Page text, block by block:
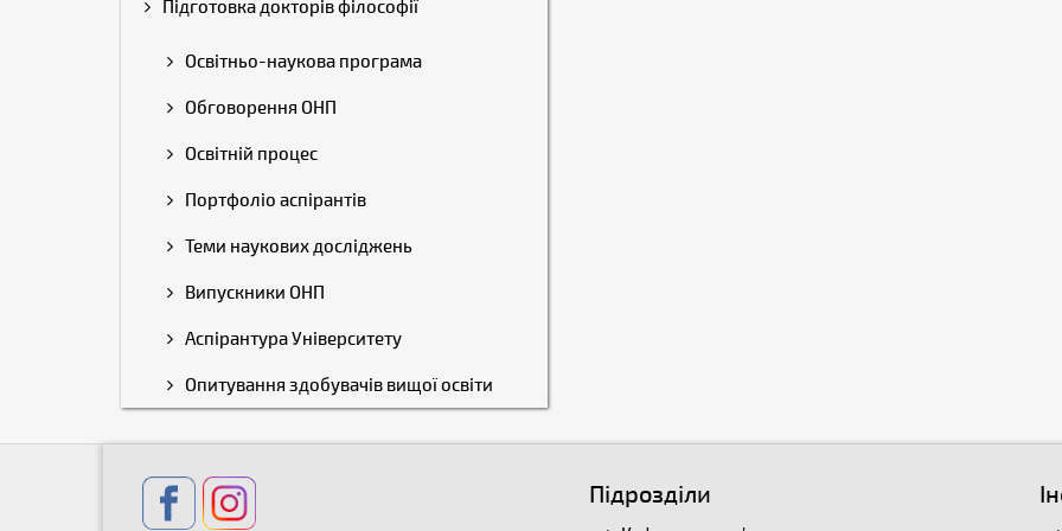
Підготовка докторів філософії
Освітньо-наукова програма
Обговорення ОНП
Освітній процес
Портфоліо аспірантів
Теми наукових досліджень
Випускники ОНП
Аспірантура Університету
Опитування здобувачів вищої освіти
Підрозділи